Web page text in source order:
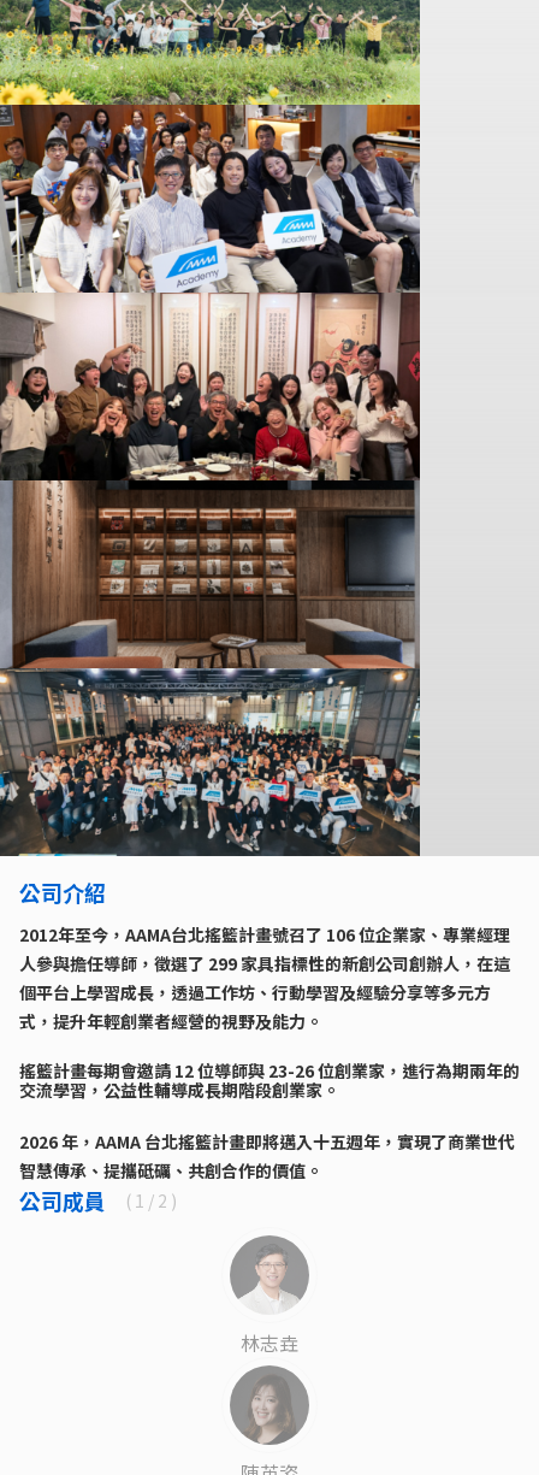
公司介紹
2012年至今，AAMA台北搖籃計畫號召了 106 位企業家、專業經理
人參與擔任導師，徵選了 299 家具指標性的新創公司創辦人，在這
個平台上學習成長，透過工作坊、行動學習及經驗分享等多元方
式，提升年輕創業者經營的視野及能力。
搖籃計畫每期會邀請 12 位導師與 23-26 位創業家，進行為期兩年的
交流學習，公益性輔導成長期階段創業家。
2026 年，AAMA 台北搖籃計畫即將邁入十五週年，實現了商業世代
智慧傳承、提攜砥礪、共創合作的價值。
公司成員 ( 1 / 2 )
林志垚